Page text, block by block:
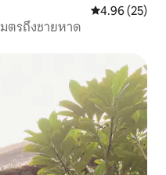
คะแนนเฉลี่ย
4.96 (25)
มตรถึงชายหาด